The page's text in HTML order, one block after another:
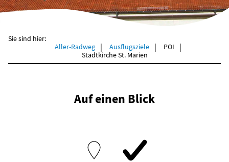
Sie sind hier:
Aller-Radweg
Ausflugsziele
POI
Stadtkirche St. Marien
Auf einen Blick